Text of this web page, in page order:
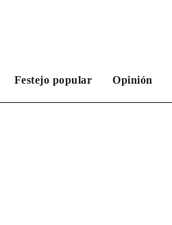
Festejo popular Opinión